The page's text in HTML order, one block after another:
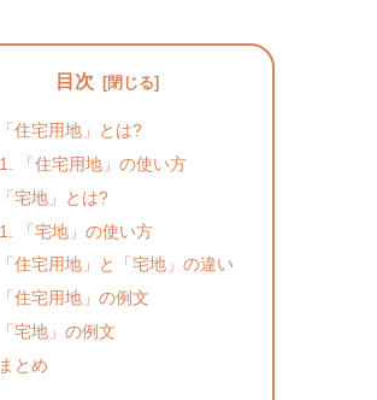
目次
「住宅用地」とは?
「住宅用地」の使い方
「宅地」とは?
「宅地」の使い方
「住宅用地」と「宅地」の違い
「住宅用地」の例文
「宅地」の例文
まとめ